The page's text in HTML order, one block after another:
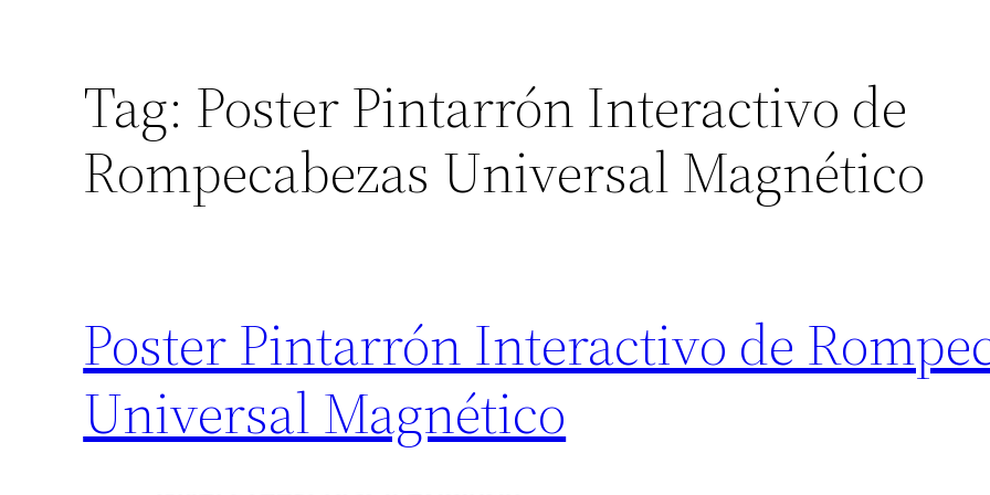
Tag: Poster Pintarrón Interactivo de
Rompecabezas Universal Magnético
Poster Pintarrón Interactivo de
Universal Magnético